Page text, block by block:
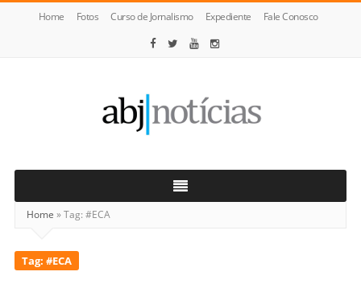
Home Fotos Curso de Jornalismo Expediente Fale Conosco
Notícias
Home »Tag: #ECA
Tag: #ECA